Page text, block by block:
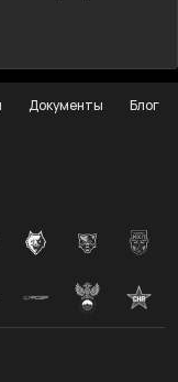
Документы
Блог